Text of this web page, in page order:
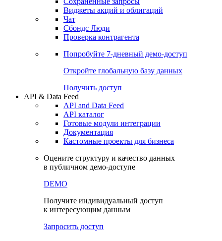
Виджеты акций и облигаций
Чат
Сбондс Люди
Проверка контрагента
Попробуйте 7-дневный демо-доступ
Откройте глобальную базу данных
Получить доступ
API & Data Feed
API and Data Feed
API каталог
Готовые модули интеграции
Документация
Кастомные проекты для бизнеса
Оцените структуру и качество данных
в публичном демо-доступе
DEMO
Получите индивидуальный доступ
к интересующим данным
Запросить доступ